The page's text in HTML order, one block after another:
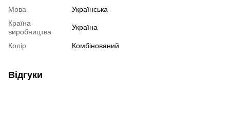
Мова
Українська
Країна
виробництва
Україна
Колір Комбінований
Відгуки